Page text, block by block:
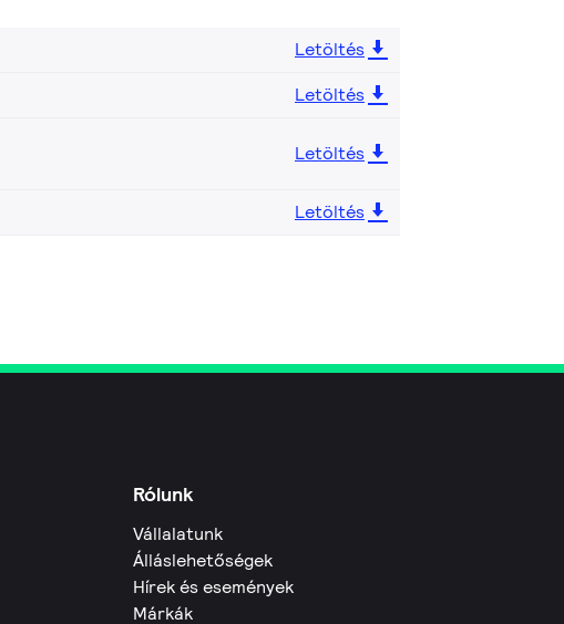
Letöltés
Letöltés
Letöltés
Letöltés
Rólunk
Vállalatunk
Álláslehetőségek
Hírek és események
Márkák